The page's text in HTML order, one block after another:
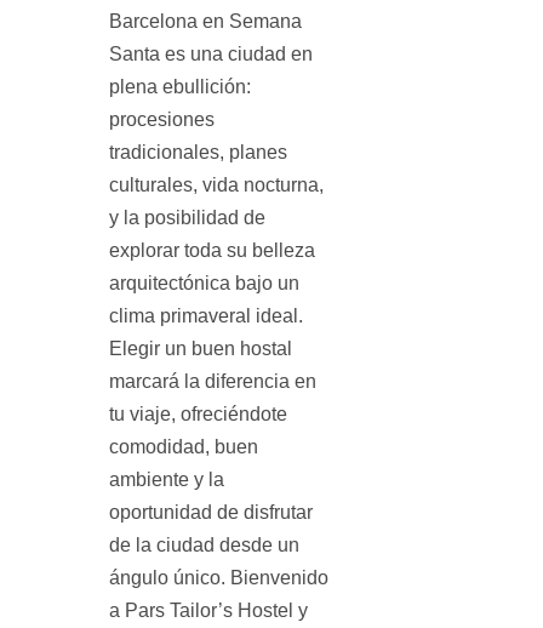
Barcelona en Semana
Santa es una ciudad en
plena ebullición:
procesiones
tradicionales, planes
culturales, vida nocturna,
y la posibilidad de
explorar toda su belleza
arquitectónica bajo un
clima primaveral ideal.
Elegir un buen hostal
marcará la diferencia en
tu viaje, ofreciéndote
comodidad, buen
ambiente y la
oportunidad de disfrutar
de la ciudad desde un
ángulo único. Bienvenido
a Pars Tailor’s Hostel y